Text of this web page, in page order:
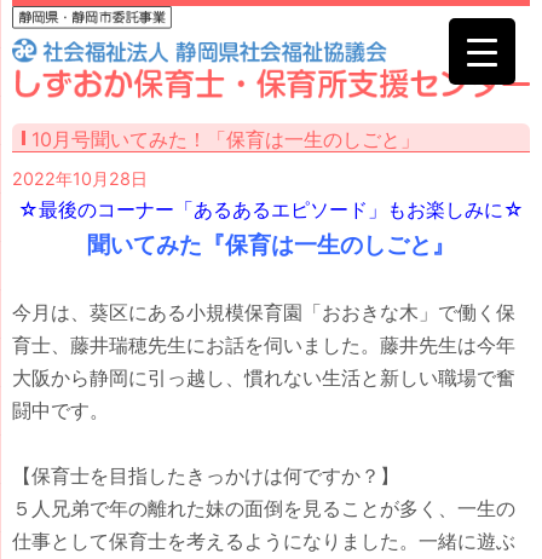
10月号聞いてみた！「保育は一生のしごと」
2022年10月28日
☆最後のコーナー「あるあるエピソード」もお楽しみに☆
聞いてみた『保育は一生のしごと』
今月は、葵区にある小規模保育園「おおきな木」で働く保
育士、藤井瑞穂先生にお話を伺いました。藤井先生は今年
大阪から静岡に引っ越し、慣れない生活と新しい職場で奮
闘中です。
【保育士を目指したきっかけは何ですか？】
５人兄弟で年の離れた妹の面倒を見ることが多く、一生の
仕事として保育士を考えるようになりました。一緒に遊ぶ